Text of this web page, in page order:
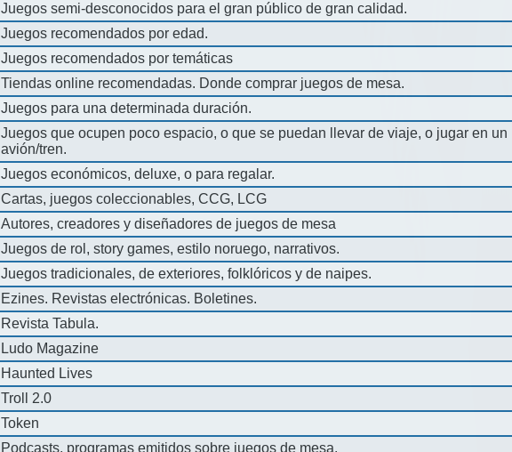
Juegos semi-desconocidos para el gran público de gran calidad.
Juegos recomendados por edad.
Juegos recomendados por temáticas
Tiendas online recomendadas. Donde comprar juegos de mesa.
Juegos para una determinada duración.
Juegos que ocupen poco espacio, o que se puedan llevar de viaje, o jugar en un
avión/tren.
Juegos económicos, deluxe, o para regalar.
Cartas, juegos coleccionables, CCG, LCG
Autores, creadores y diseñadores de juegos de mesa
Juegos de rol, story games, estilo noruego, narrativos.
Juegos tradicionales, de exteriores, folklóricos y de naipes.
Ezines. Revistas electrónicas. Boletines.
Revista Tabula.
Ludo Magazine
Haunted Lives
Troll 2.0
Token
Podcasts, programas emitidos sobre juegos de mesa.